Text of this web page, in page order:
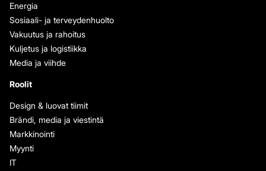
Energia
Sosiaali- ja terveydenhuolto
Vakuutus ja rahoitus
Kuljetus ja logistiikka
Media ja viihde
Roolit
Design & luovat tiimit
Brändi, media ja viestintä
Markkinointi
Myynti
IT